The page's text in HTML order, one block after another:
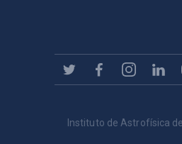
Instituto de Astrofísica